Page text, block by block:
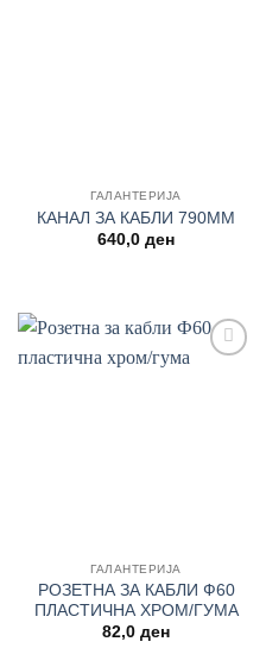
ГАЛАНТЕРИЈА
КАНАЛ ЗА КАБЛИ 790MM
640,0 ден
ГАЛАНТЕРИЈА
РОЗЕТНА ЗА КАБЛИ Ф60
ПЛАСТИЧНА ХРОМ/ГУМА
82,0 ден